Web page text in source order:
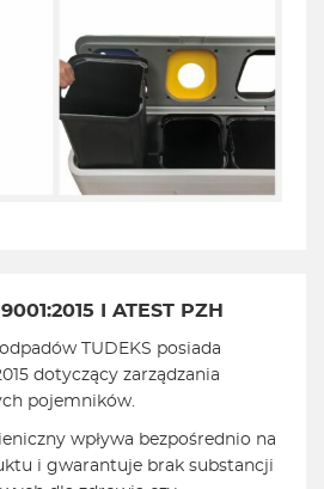
I ATEST PZH
TUDEKS posiada
dotyczący zarządzania
pojemników.
wpływa bezpośrednio na
i gwarantuje brak substancji